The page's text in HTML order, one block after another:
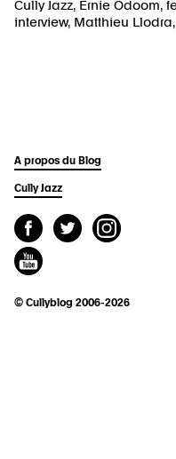
Cully Jazz, Ernie Odoom,
interview, Matthieu Llodra,
A propos du Blog
Cully Jazz
© Cullyblog 2006-2026